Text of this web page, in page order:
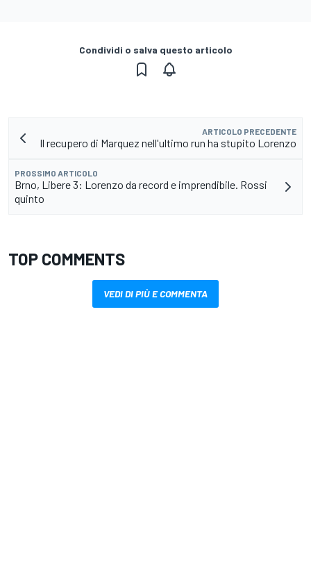
Condividi o salva questo articolo
ARTICOLO PRECEDENTE
Il recupero di Marquez nell'ultimo run ha stupito Lorenzo
PROSSIMO ARTICOLO
Brno, Libere 3: Lorenzo da record e imprendibile. Rossi
quinto
TOP COMMENTS
VEDI DI PIÙ E COMMENTA